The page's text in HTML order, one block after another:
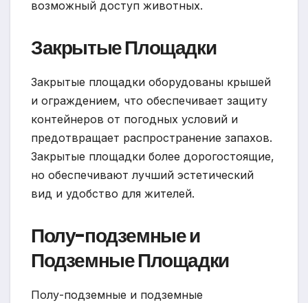
возможный доступ животных.
Закрытые Площадки
Закрытые площадки оборудованы крышей
и ограждением, что обеспечивает защиту
контейнеров от погодных условий и
предотвращает распространение запахов.
Закрытые площадки более дорогостоящие,
но обеспечивают лучший эстетический
вид и удобство для жителей.
Полу-подземные и
Подземные Площадки
Полу-подземные и подземные